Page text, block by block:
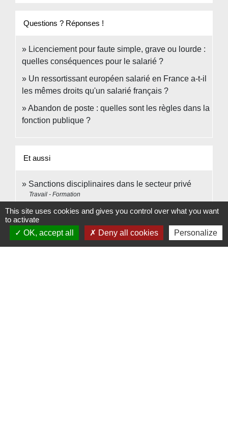
Questions ? Réponses !
Licenciement pour faute simple, grave ou lourde :
quelles conséquences pour le salarié ?
Un ressortissant européen salarié en France a-t-il
les mêmes droits qu'un salarié français ?
Abandon de poste : quelles sont les règles dans la
fonction publique ?
Et aussi
Sanctions disciplinaires dans le secteur privé
Travail - Formation
Signaler une erreur sur cette page
This site uses cookies and gives you control over what you want
to activate
OK, accept all
Deny all cookies Personalize